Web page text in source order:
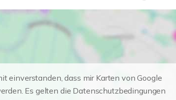
einverstanden, dass mir Karten von Google
Es gelten die Datenschutzbedingungen